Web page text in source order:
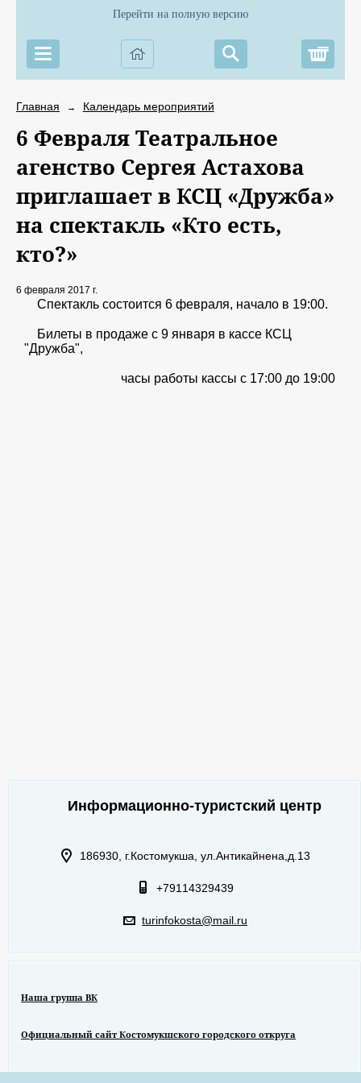
Перейти на полную версию
Главная → Календарь мероприятий
6 Февраля Театральное
агенство Сергея Астахова
приглашает в КСЦ «Дружба»
на спектакль «Кто есть,
кто?»
6 февраля 2017 г.
Спектакль состоится 6 февраля, начало в 19:00.
Билеты в продаже с 9 января в кассе КСЦ
"Дружба",
часы работы кассы с 17:00 до 19:00
Информационно-туристский центр
186930, г.Костомукша, ул.Антикайнена,д.13
+79114329439
turinfokosta@mail.ru
Наша группа ВК
Официальный сайт Костомукшского городского откруга